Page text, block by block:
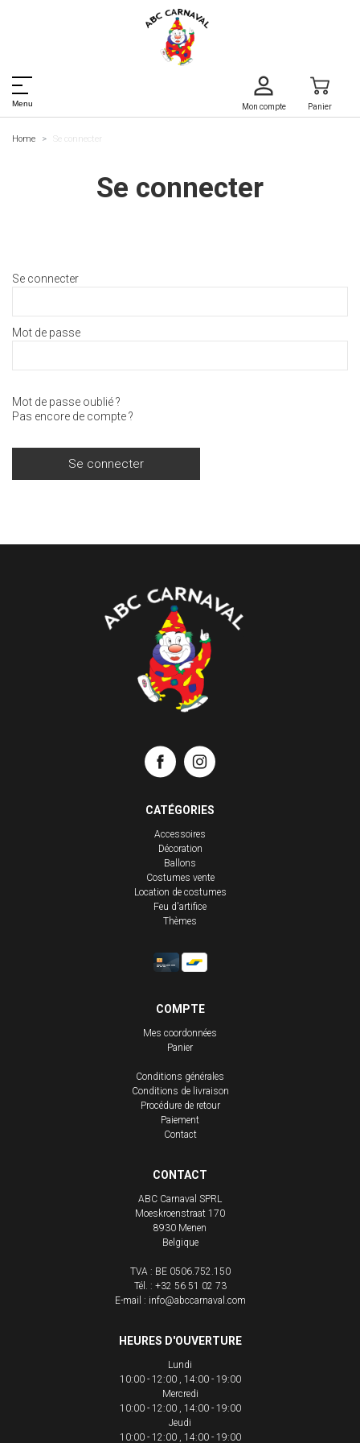
Menu Mon compte Panier
Home Se connecter
Se connecter
Se connecter
Mot de passe
Mot de passe oublié ?
Pas encore de compte ?
CATÉGORIES
Accessoires
Décoration
Ballons
Costumes vente
Location de costumes
Feu d'artifice
Thèmes
COMPTE
Mes coordonnées
Panier
Conditions générales
Conditions de livraison
Procédure de retour
Paiement
Contact
CONTACT
ABC Carnaval SPRL
Moeskroenstraat 170
8930 Menen
Belgique
TVA : BE 0506.752.150
Tél. : +32 56 51 02 73
E-mail : info@abccarnaval.com
HEURES D'OUVERTURE
Lundi
10:00 - 12:00
14:00 - 19:00
Mercredi
10:00 - 12:00
14:00 - 19:00
Jeudi
10:00 - 12:00
14:00 - 19:00